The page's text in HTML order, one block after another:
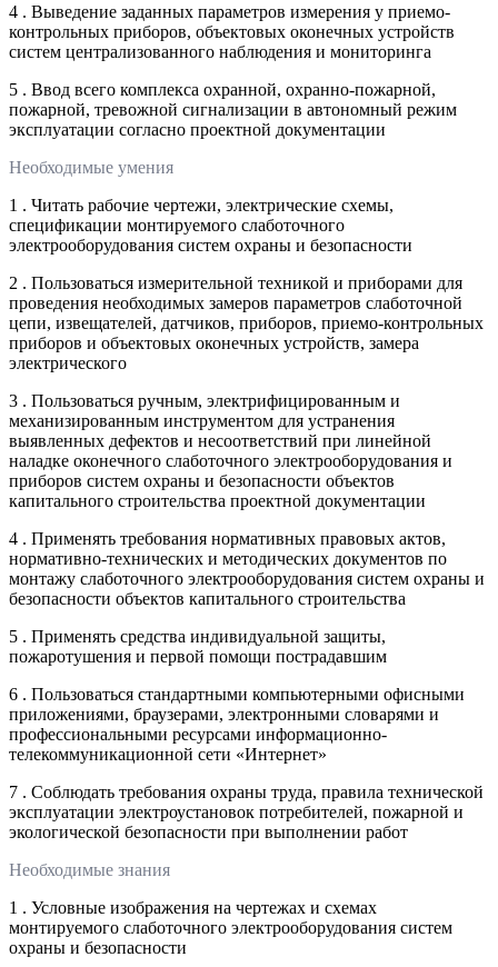
4 . Выведение заданных параметров измерения у приемо-
контрольных приборов, объектовых оконечных устройств
систем централизованного наблюдения и мониторинга
5 . Ввод всего комплекса охранной, охранно-пожарной,
пожарной, тревожной сигнализации в автономный режим
эксплуатации согласно проектной документации
Необходимые умения
1 . Читать рабочие чертежи, электрические схемы,
спецификации монтируемого слаботочного
электрооборудования систем охраны и безопасности
2 . Пользоваться измерительной техникой и приборами для
проведения необходимых замеров параметров слаботочной
цепи, извещателей, датчиков, приборов, приемо-контрольных
приборов и объектовых оконечных устройств, замера
электрического
3 . Пользоваться ручным, электрифицированным и
механизированным инструментом для устранения
выявленных дефектов и несоответствий при линейной
наладке оконечного слаботочного электрооборудования и
приборов систем охраны и безопасности объектов
капитального строительства проектной документации
4 . Применять требования нормативных правовых актов,
нормативно-технических и методических документов по
монтажу слаботочного электрооборудования систем охраны и
безопасности объектов капитального строительства
5 . Применять средства индивидуальной защиты,
пожаротушения и первой помощи пострадавшим
6 . Пользоваться стандартными компьютерными офисными
приложениями, браузерами, электронными словарями и
профессиональными ресурсами информационно-
телекоммуникационной сети «Интернет»
7 . Соблюдать требования охраны труда, правила технической
эксплуатации электроустановок потребителей, пожарной и
экологической безопасности при выполнении работ
Необходимые знания
1 . Условные изображения на чертежах и схемах
монтируемого слаботочного электрооборудования систем
охраны и безопасности